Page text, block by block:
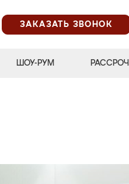
ЗАКАЗАТЬ ЗВОНОК
ШОУ-РУМ